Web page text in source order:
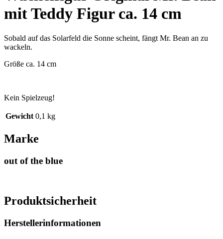
mit Teddy Figur ca. 14 cm
Sobald auf das Solarfeld die Sonne scheint, fängt Mr. Bean an zu
wackeln.
Größe ca. 14 cm
Kein Spielzeug!
Gewicht 0,1 kg
Marke
out of the blue
Produktsicherheit
Herstellerinformationen